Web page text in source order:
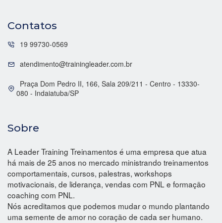
Contatos
19 99730-0569
atendimento@trainingleader.com.br
Praça Dom Pedro II, 166, Sala 209/211 - Centro - 13330-
080 - Indaiatuba/SP
Sobre
A Leader Training Treinamentos é uma empresa que atua
há mais de 25 anos no mercado ministrando treinamentos
comportamentais, cursos, palestras, workshops
motivacionais, de liderança, vendas com PNL e formação
coaching com PNL.
Nós acreditamos que podemos mudar o mundo plantando
uma semente de amor no coração de cada ser humano.